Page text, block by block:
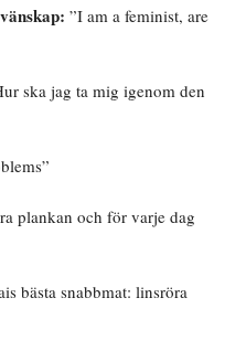
”I am a feminist, are
ska jag ta mig igenom den
plankan och för varje dag
bästa snabbmat: linsröra